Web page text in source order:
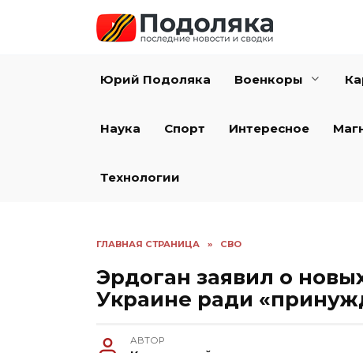
Юрий Подоляка Военкоры
Наука Спорт Интересное
Технологии
ГЛАВНАЯ СТРАНИЦА » СВО
Эрдоган заявил о
Украине ради
АВТОР